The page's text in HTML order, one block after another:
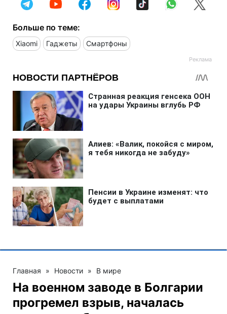
Больше по теме:
Xiaomi Гаджеты Смартфоны
Главная » Новости » В мире
На военном заводе в Болгарии
прогремел взрыв, началась